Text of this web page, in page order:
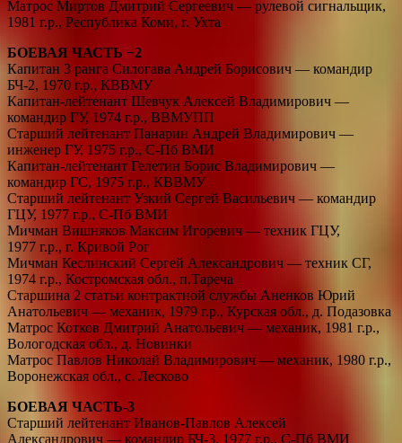
Матрос Миртов Дмитрий Сергеевич — рулевой сигнальщик,
1981 г.р., Республика Коми, г. Ухта
БОЕВАЯ ЧАСТЬ −2
Капитан 3 ранга Силогава Андрей Борисович — командир
БЧ-2, 1970 г.р., КВВМУ
Капитан-лейтенант Шевчук Алексей Владимирович —
командир ГУ, 1974 г.р., ВВМУПП
Старший лейтенант Панарин Андрей Владимирович —
инженер ГУ, 1975 г.р., С-Пб ВМИ
Капитан-лейтенант Гелетин Борис Владимирович —
командир ГС, 1975 г.р., КВВМУ
Старший лейтенант Узкий Сергей Васильевич — командир
ГЦУ, 1977 г.р., С-Пб ВМИ
Мичман Вишняков Максим Игоревич — техник ГЦУ,
1977 г.р., г. Кривой Рог
Мичман Кеслинский Сергей Александрович — техник СГ,
1974 г.р., Костромская обл., п.Тареча
Старшина 2 статьи контрактной службы Аненков Юрий
Анатольевич — механик, 1979 г.р., Курская обл., д. Подазовка
Матрос Котков Дмитрий Анатольевич — механик, 1981 г.р.,
Вологодская обл., д. Новинки
Матрос Павлов Николай Владимирович — механик, 1980 г.р.,
Воронежская обл., с. Лесково
БОЕВАЯ ЧАСТЬ-3
Старший лейтенант Иванов-Павлов Алексей
Александрович — командир БЧ-3, 1977 г.р., С-Пб ВМИ